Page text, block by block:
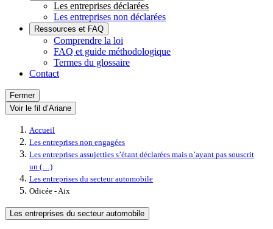
Les entreprises déclarées
Les entreprises non déclarées
Ressources et FAQ
Comprendre la loi
FAQ et guide méthodologique
Termes du glossaire
Contact
Fermer
Voir le fil d’Ariane
Accueil
Les entreprises non engagées
Les entreprises assujetties s’étant déclarées mais n’ayant pas souscrit
un (…)
Les entreprises du secteur automobile
Odicée - Aix
Les entreprises du secteur automobile